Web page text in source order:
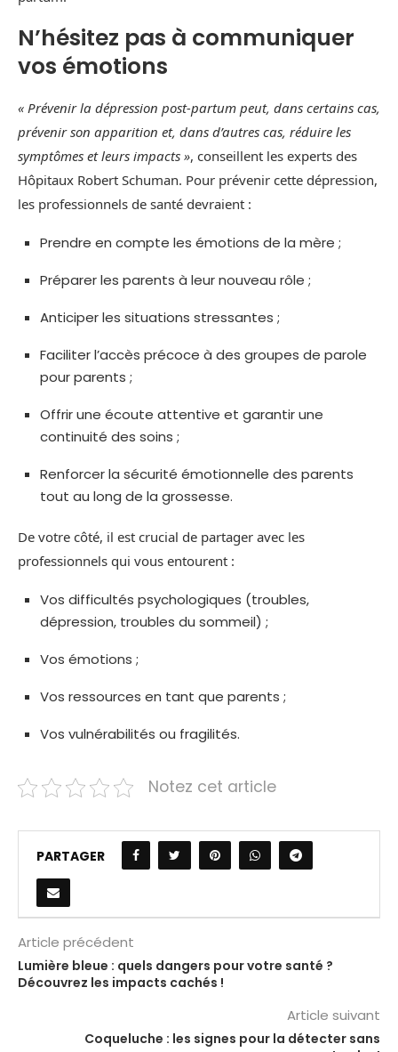
N’hésitez pas à communiquer
vos émotions
« Prévenir la dépression post-partum peut, dans certains cas,
prévenir son apparition et, dans d’autres cas, réduire les
symptômes et leurs impacts », conseillent les experts des
Hôpitaux Robert Schuman. Pour prévenir cette dépression,
les professionnels de santé devraient :
Prendre en compte les émotions de la mère ;
Préparer les parents à leur nouveau rôle ;
Anticiper les situations stressantes ;
Faciliter l’accès précoce à des groupes de parole
pour parents ;
Offrir une écoute attentive et garantir une
continuité des soins ;
Renforcer la sécurité émotionnelle des parents
tout au long de la grossesse.
De votre côté, il est crucial de partager avec les
professionnels qui vous entourent :
Vos difficultés psychologiques (troubles,
dépression, troubles du sommeil) ;
Vos émotions ;
Vos ressources en tant que parents ;
Vos vulnérabilités ou fragilités.
Notez cet article
PARTAGER
Article précédent
Lumière bleue : quels dangers pour votre santé ?
Découvrez les impacts cachés !
Article suivant
Coqueluche : les signes pour la détecter sans